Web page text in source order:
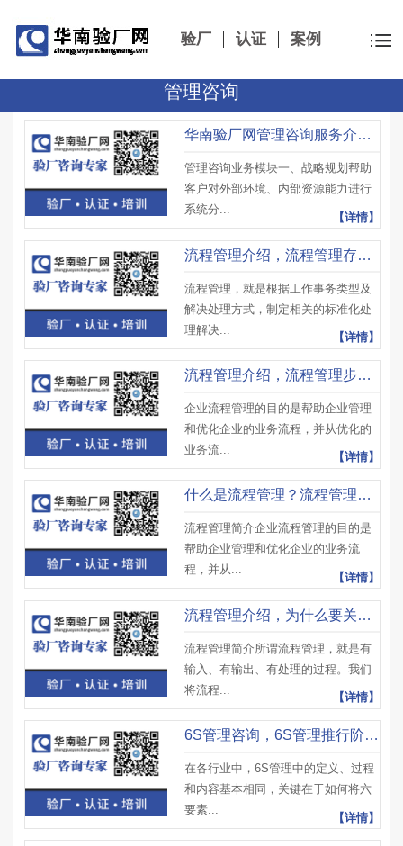
验厂 认证 案例
管理咨询
华南验厂网管理咨询服务介绍，管理咨询业务模块及服务优势​
管理咨询业务模块一、战略规划帮助
客户对外部环境、内部资源能力进行
系统分...
【详情】
流程管理介绍，流程管理存在问题及流程管理实施方案
流程管理，就是根据工作事务类型及
解决处理方式，制定相关的标准化处
理解决...
【详情】
流程管理介绍，流程管理步骤及流程管理好处
企业流程管理的目的是帮助企业管理
和优化企业的业务流程，并从优化的
业务流...
【详情】
什么是流程管理？流程管理定义及流程管理的特征
流程管理简介企业流程管理的目的是
帮助企业管理和优化企业的业务流
程，并从...
【详情】
流程管理介绍，为什么要关注流程？为什么要管理流程?
流程管理简介所谓流程管理，就是有
输入、有输出、有处理的过程。我们
将流程...
【详情】
6S管理咨询，6S管理推行阶段、6S管理推行技巧及注意事项
在各行业中，6S管理中的定义、过程
和内容基本相同，关键在于如何将六
要素...
【详情】